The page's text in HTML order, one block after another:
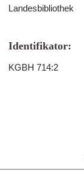
Landesbibliothek
Identifikator:
KGBH 714:2